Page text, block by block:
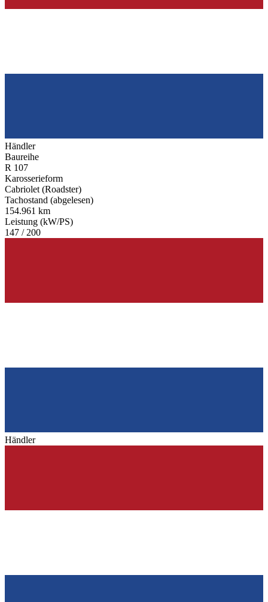
Händler
Baureihe
R 107
Karosserieform
Cabriolet (Roadster)
Tachostand (abgelesen)
154.961 km
Leistung (kW/PS)
147 / 200
Händler